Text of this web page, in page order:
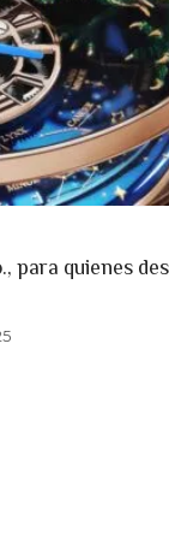
para quienes